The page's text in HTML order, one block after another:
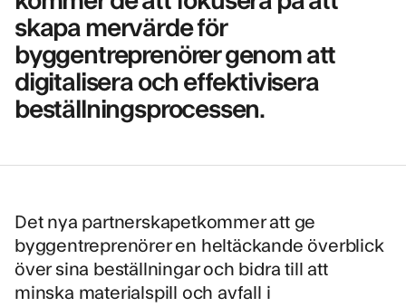
skapa mervärde för
byggentreprenörer genom att
digitalisera och effektivisera
beställningsprocessen.
Det nya partnerskapetkommer att ge
byggentreprenörer en heltäckande överblick
över sina beställningar och bidra till att
minska materialspill och avfall i